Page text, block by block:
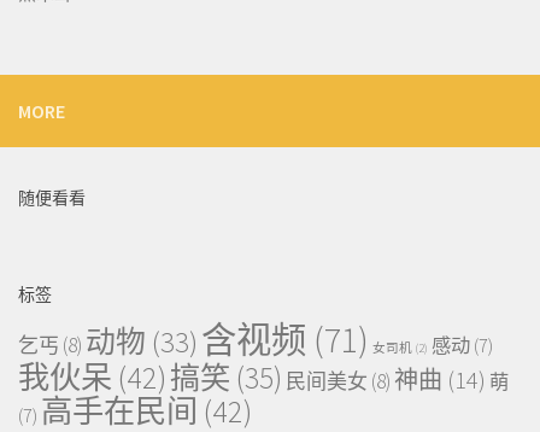
MORE
随便看看
标签
乞丐 (8) 动物 (33)含视频 (71) 女司机 (2) 感动 (7)
我伙呆 (42)搞笑 (35) 民间美女 (8) 神曲 (14) 萌
(7) 高手在民间 (42)